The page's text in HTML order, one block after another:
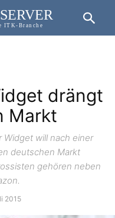
ITK-Branche
drängt
Markt
will nach einer
deutschen Markt
gehören neben
2015